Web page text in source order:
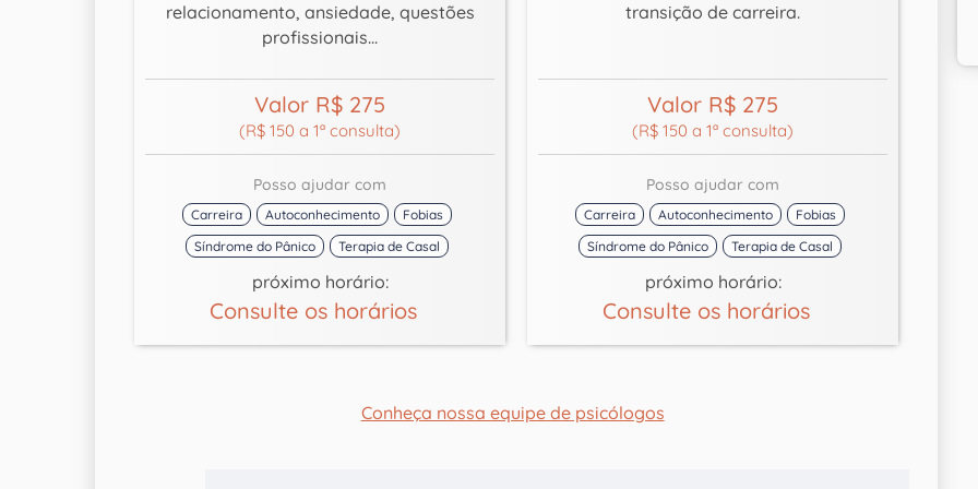
relacionamento, ansiedade, questões
profissionais...
Valor R$ 275
(R$ 150 a 1ª consulta)
Posso ajudar com
Carreira Autoconhecimento
Fobias
Síndrome do Pânico
Terapia de Casal
próximo horário:
Consulte os horários
transição de carreira.
Valor R$ 275
(R$ 150 a 1ª consulta)
Posso ajudar com
Carreira Autoconhecimento
Fobias
Síndrome do Pânico
Terapia de Casal
próximo horário:
Consulte os horários
Conheça nossa equipe de psicólogos